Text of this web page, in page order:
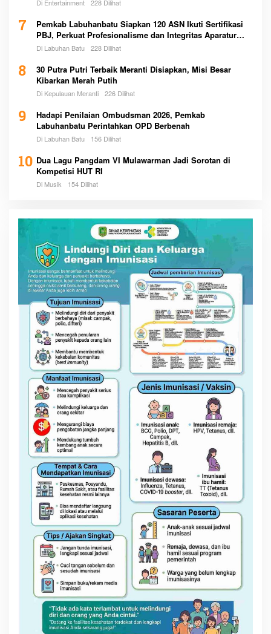
Di Entertainment 228 Dilihat
7
Pemkab Labuhanbatu Siapkan 120 ASN Ikuti Sertifikasi
PBJ, Perkuat Profesionalisme dan Integritas Aparatur
Pemerintah
Di Labuhan Batu 228 Dilihat
8
30 Putra Putri Terbaik Meranti Disiapkan, Misi Besar
Kibarkan Merah Putih
Di Kepulauan Meranti 226 Dilihat
9
Hadapi Penilaian Ombudsman 2026, Pemkab
Labuhanbatu Perintahkan OPD Berbenah
Di Labuhan Batu 156 Dilihat
10 Dua Lagu Pangdam VI Mulawarman Jadi Sorotan di
Kompetisi HUT RI
Di Musik 154 Dilihat